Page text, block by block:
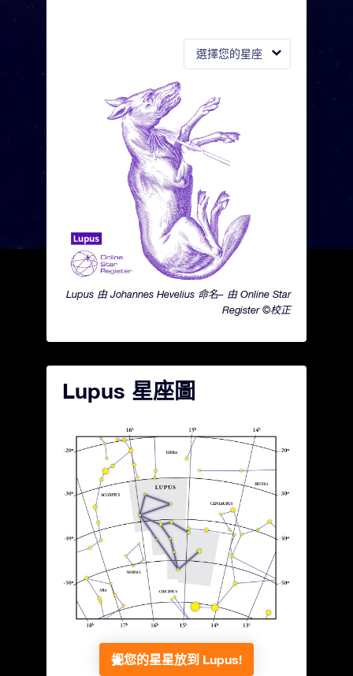
選擇您的星座
Lupus 由 Johannes Hevelius 命名– 由 Online Star
Register ©校正
Lupus 星座圖
把您的星星放到 Lupus!